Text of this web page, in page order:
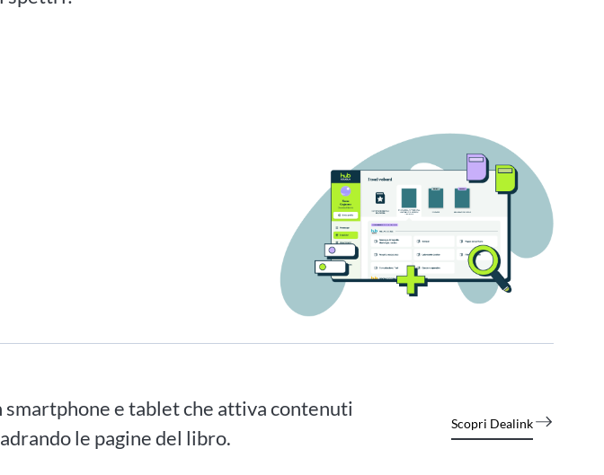
smartphone e tablet che attiva contenuti
le pagine del libro.
Scopri Dealink